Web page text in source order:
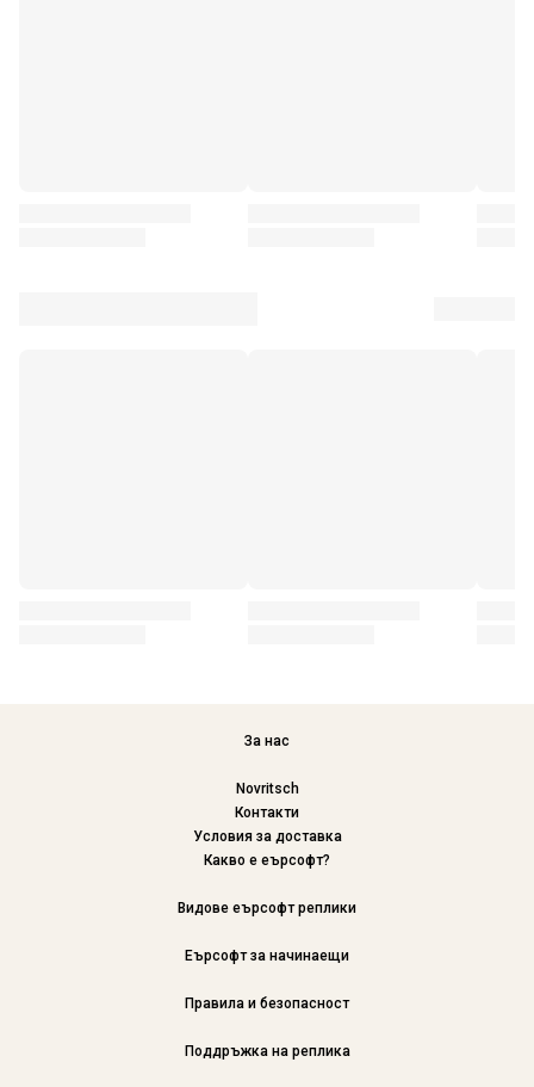
За нас
Novritsch
Контакти
Условия за доставка
Какво е еърсофт?
Видове еърсофт реплики
Еърсофт за начинаещи
Правила и безопасност
Поддръжка на реплика